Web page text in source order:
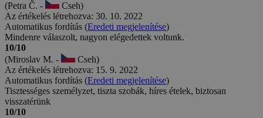
(Petra Č. -
Cseh)
Az értékelés létrehozva: 30. 10. 2022
Automatikus fordítás (Eredeti megjelenítése)
Mindenre válaszolt, nagyon elégedettek voltunk.
10/10
(Miroslav M. -
Cseh)
Az értékelés létrehozva: 15. 9. 2022
Automatikus fordítás (Eredeti megjelenítése)
Tisztességes személyzet, tiszta szobák, híres ételek, biztosan
visszatérünk
10/10